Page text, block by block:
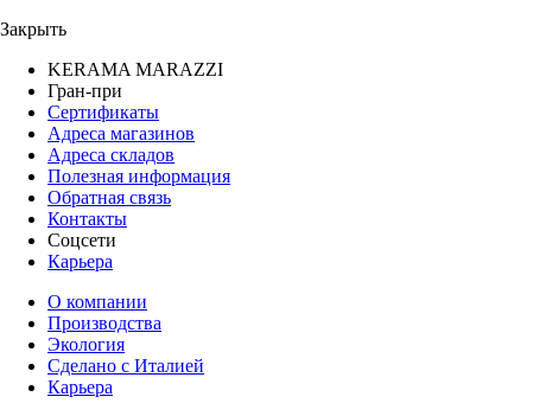
Закрыть
KERAMA MARAZZI
Гран-при
Сертификаты
Адреса магазинов
Адреса складов
Полезная информация
Обратная связь
Контакты
Соцсети
Карьера
О компании
Производства
Экология
Сделано с Италией
Карьера